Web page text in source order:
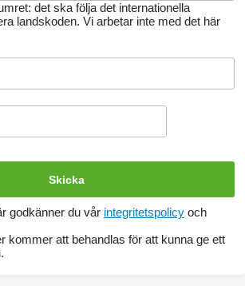
det ska följa det internationella
landskoden. Vi arbetar inte med det här
godkänner du vår integritetspolicy och
kommer att behandlas för att kunna ge ett